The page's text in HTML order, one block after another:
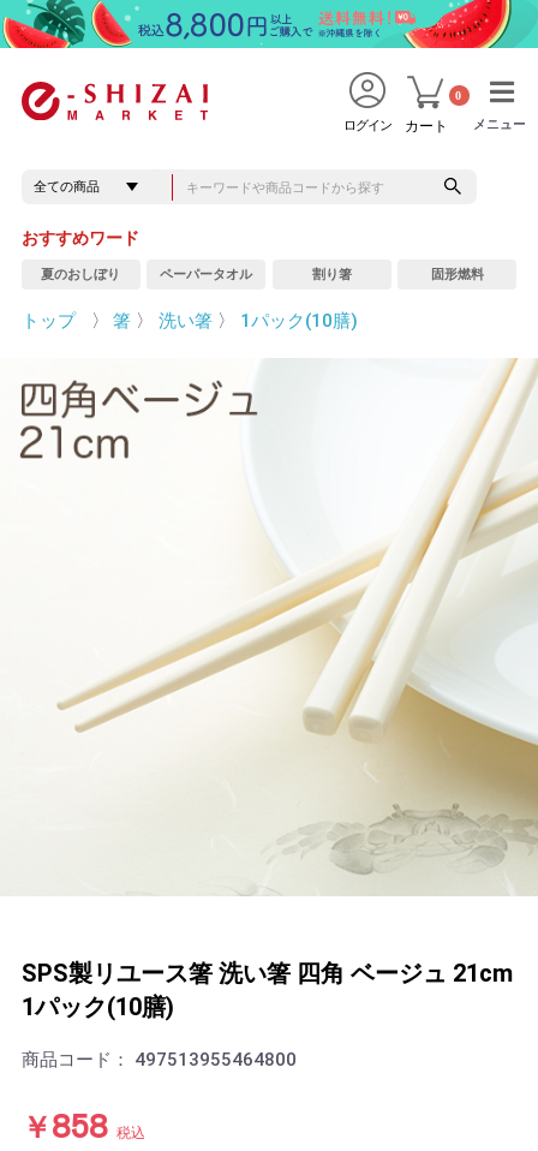
メニュー
メニュー
ログイン カート
0
おすすめワード
夏のおしぼり ペーパータオル 割り箸 固形燃料
トップ 〉 箸 〉 洗い箸 〉 1パック(10膳)
SPS製リユース箸 洗い箸 四角 ベージュ 21cm
1パック(10膳)
商品コード： 497513955464800
￥858 税込